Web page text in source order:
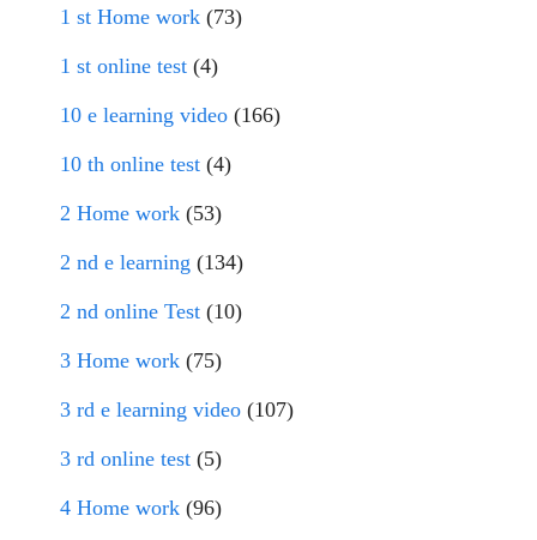
1 st Home work (73)
1 st online test (4)
10 e learning video (166)
10 th online test (4)
2 Home work (53)
2 nd e learning (134)
2 nd online Test (10)
3 Home work (75)
3 rd e learning video (107)
3 rd online test (5)
4 Home work (96)